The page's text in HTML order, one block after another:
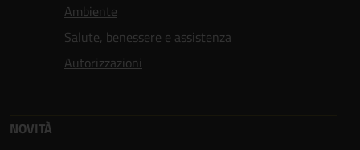
Ambiente
Salute, benessere e assistenza
Autorizzazioni
NOVITÀ